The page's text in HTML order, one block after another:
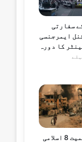
سفارتی
ایمرجنسی
کا دورہ
پاکستان سمیت 8 اسلامی